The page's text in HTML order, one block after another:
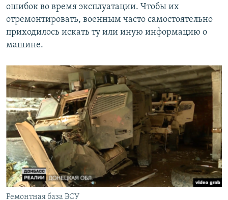
ошибок во время эксплуатации. Чтобы их
отремонтировать, военным часто самостоятельно
приходилось искать ту или иную информацию о
машине.
Ремонтная база ВСУ